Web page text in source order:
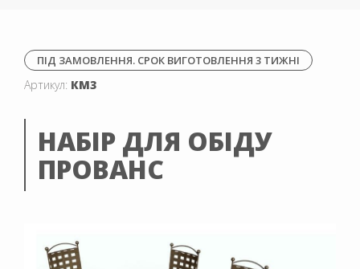
ПІД ЗАМОВЛЕННЯ. СРОК ВИГОТОВЛЕННЯ 3 ТИЖНІ
Артикул: КМ3
НАБІР ДЛЯ ОБІДУ
ПРОВАНС